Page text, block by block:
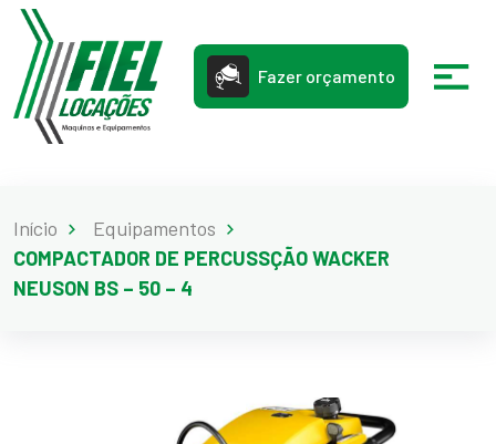
Fazer orçamento
Início
Equipamentos
COMPACTADOR DE PERCUSSÇÃO WACKER
NEUSON BS – 50 – 4